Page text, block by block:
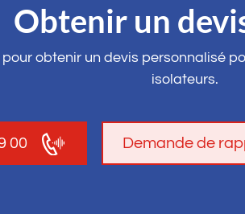
Obtenir un
obtenir un devis personnalisé
isolateurs.
00 Demande de